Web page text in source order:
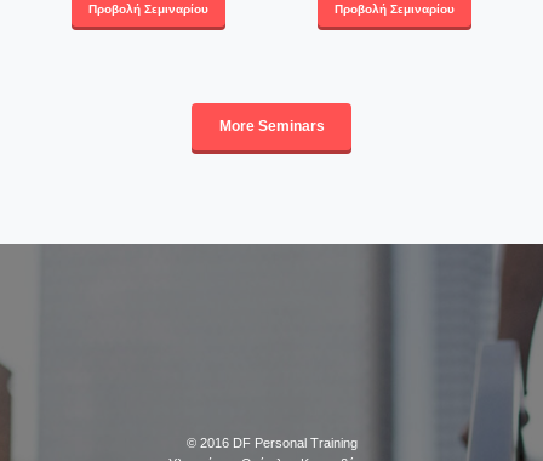
Προβολή Σεμιναρίου Προβολή Σεμιναρίου
More Seminars
© 2016 DF Personal Training